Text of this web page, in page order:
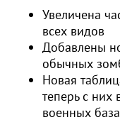
Увеличена
всех видов
Добавлены
обычных
Новая
теперь с них
военных